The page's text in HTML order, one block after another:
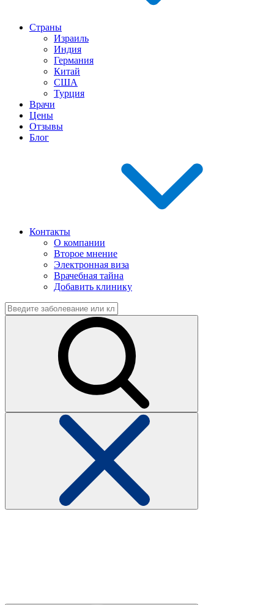
Страны
Израиль
Индия
Германия
Китай
США
Турция
Врачи
Цены
Отзывы
Блог
Контакты
О компании
Второе мнение
Электронная виза
Врачебная тайна
Добавить клинику